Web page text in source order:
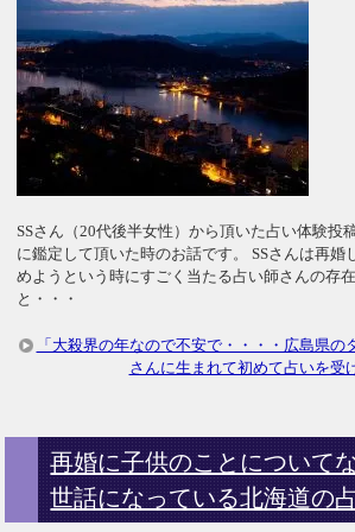
SSさん（20代後半女性）から頂いた占い体験投
に鑑定して頂いた時のお話です。 SSさんは再婚
めようという時にすごく当たる占い師さんの存
と・・・
「大殺界の年なので不安で・・・・広島県の
さんに生まれて初めて占いを受
再婚に子供のことについて
世話になっている北海道の